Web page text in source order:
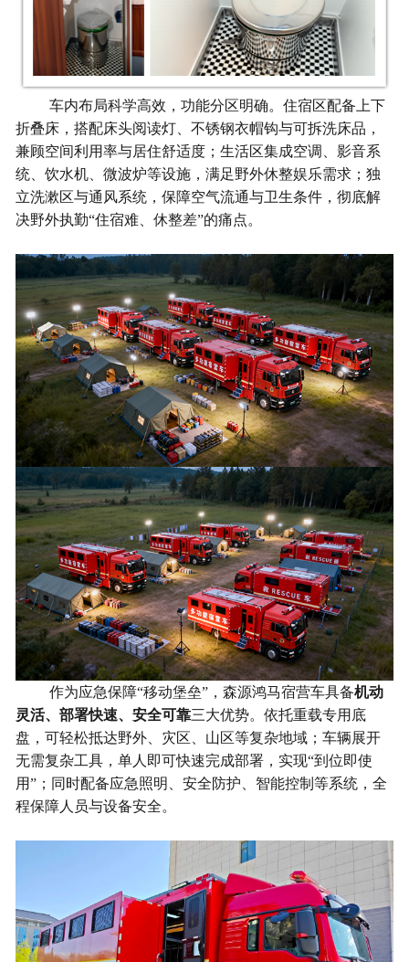
车内布局科学高效，功能分区明确。住宿区配备上下
折叠床，搭配床头阅读灯、不锈钢衣帽钩与可拆洗床品，
兼顾空间利用率与居住舒适度；生活区集成空调、影音系
统、饮水机、微波炉等设施，满足野外休整娱乐需求；独
立洗漱区与通风系统，保障空气流通与卫生条件，彻底解
决野外执勤“住宿难、休整差”的痛点。
作为应急保障“移动堡垒”，森源鸿马宿营车具备机动
灵活、部署快速、安全可靠三大优势。依托重载专用底
盘，可轻松抵达野外、灾区、山区等复杂地域；车辆展开
无需复杂工具，单人即可快速完成部署，实现“到位即使
用”；同时配备应急照明、安全防护、智能控制等系统，全
程保障人员与设备安全。